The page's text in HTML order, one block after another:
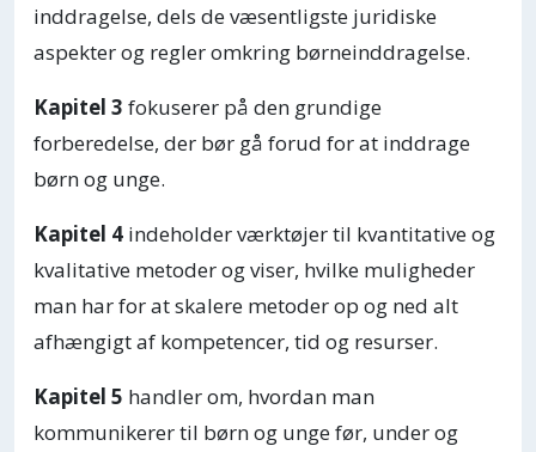
inddragelse, dels de væsentligste juridiske
aspekter og regler omkring børneinddragelse.
Kapitel 3 fokuserer på den grundige
forberedelse, der bør gå forud for at inddrage
børn og unge.
Kapitel 4 indeholder værktøjer til kvantitative og
kvalitative metoder og viser, hvilke muligheder
man har for at skalere metoder op og ned alt
afhængigt af kompetencer, tid og resurser.
Kapitel 5 handler om, hvordan man
kommunikerer til børn og unge før, under og